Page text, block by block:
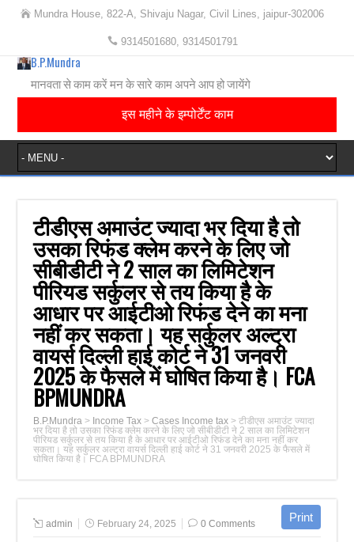
Mundra House, 822-A, Shivaju Nagar, Civil Lines, jaipur-302006
9314501680, 9314501791
B.P.Mundra
मानवता से काम करें मन के सारे काम अपने आप हो जायेंगे
इस महीने के इम्पोर्टेंट काम
टीडीएस अमाउंट ज्यादा भर दिया है तो
उसका रिफंड क्लेम करने के लिए जो
सीबीडीटी ने 2 साल का लिमिटेशन
पीरियड सर्कुलर से तय किया है के
आधार पर आईटीओ रिफंड देने का मना
नहीं कर सकता। यह सर्कुलर अल्ट्रा
वायर्स दिल्ली हाई कोर्ट ने 31 जनवरी
2025 के फैसले में घोषित किया है। FCA
BPMUNDRA
B.P.Mundra > Income Tax >Cases Income tax >टीडीएस अमाउंट ज्यादा
भर दिया है तो उसका रिफंड क्लेम करने के लिए जो सीबीडीटी ने 2 साल का लिमिटेशन
पीरियड सर्कुलर से तय किया है के आधार पर आईटीओ रिफंड देने का मना नहीं कर
सकता। यह सर्कुलर अल्ट्रा वायर्स दिल्ली हाई कोर्ट ने 31 जनवरी 2025 के फैसले में
घोषित किया है। FCA BPMUNDRA
admin February 24, 2025 0 Comments